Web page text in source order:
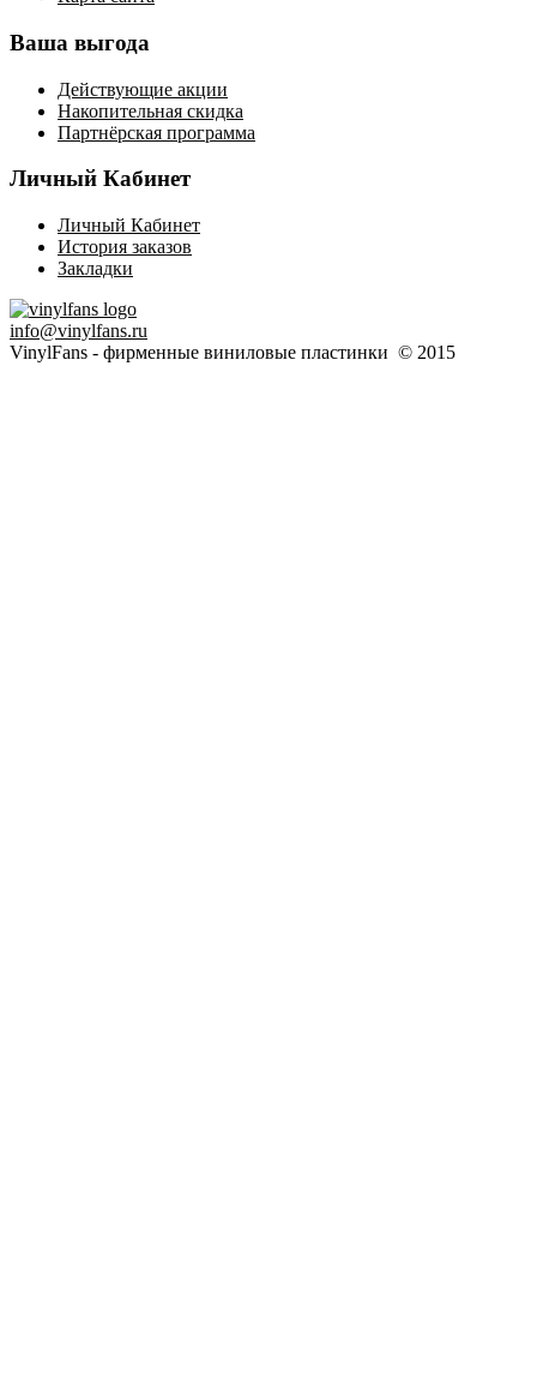
Ваша выгода
Действующие акции
Накопительная скидка
Партнёрская программа
Личный Кабинет
Личный Кабинет
История заказов
Закладки
info@vinylfans.ru
VinylFans - фирменные виниловые пластинки © 2015